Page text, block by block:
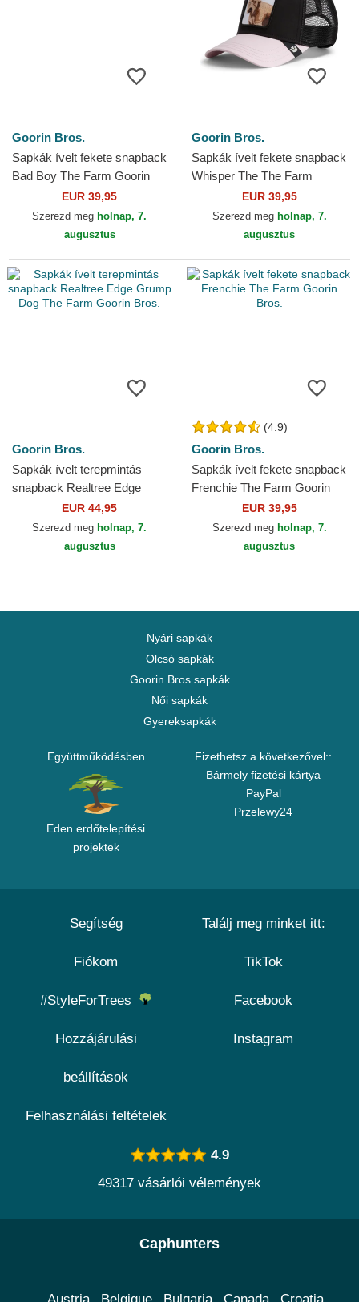
Goorin Bros.
Sapkák ívelt fekete snapback
Bad Boy The Farm Goorin
EUR 39,95
Szerezd meg holnap, 7.
augusztus
Goorin Bros.
Sapkák ívelt fekete snapback
Whisper The The Farm
Goorin Bros.EUR 39,95
Szerezd meg holnap, 7.
augusztus
Goorin Bros.
Sapkák ívelt terepmintás
snapback Realtree Edge
Grump Dog The Farm Goorin
Bros.
EUR 44,95
Szerezd meg holnap, 7.
augusztus
(4.9)
Goorin Bros.
Sapkák ívelt fekete snapback
Frenchie The Farm Goorin
EUR 39,95
Szerezd meg holnap, 7.
augusztus
Nyári sapkák
Olcsó sapkák
Goorin Bros sapkák
Női sapkák
Gyereksapkák
Együttműködésben
Eden erdőtelepítési
projektek
Fizethetsz a következővel::
Bármely fizetési kártya
PayPal
Przelewy24
Segítség
Fiókom
#StyleForTrees
Hozzájárulási
beállítások
Felhasználási feltételek
Találj meg minket itt:
TikTok
Facebook
Instagram
4.9
49317 vásárlói vélemények
Caphunters